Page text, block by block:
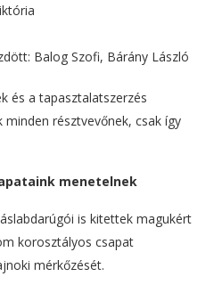
Balog Szofi, Bárány László
és a tapasztalatszerzés
résztvevőnek, csak így
menetelnek
is kitettek magukért
korosztályos csapat
mérkőzését.